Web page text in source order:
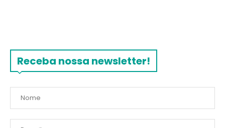
Receba nossa newsletter!